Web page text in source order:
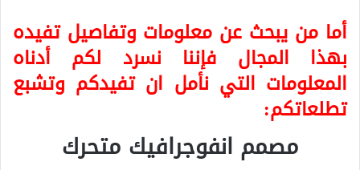
أما من يبحث عن معلومات وتفاصيل تفيده
بهذا المجال فإننا نسرد لكم أدناه
المعلومات التي نأمل ان تفيدكم وتشبع
تطلعاتكم:
مصمم انفوجرافيك متحرك